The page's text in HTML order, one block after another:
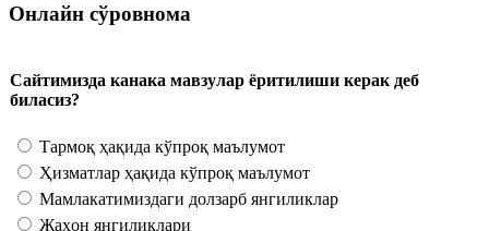
Онлайн сўровнома
Сайтимизда канака мавзулар ёритилиши керак деб
биласиз?
Тармоқ ҳақида кўпроқ маълумот
Ҳизматлар ҳақида кўпроқ маълумот
Мамлакатимиздаги долзарб янгиликлар
Жаҳон янгиликлари